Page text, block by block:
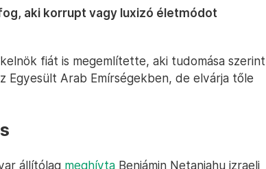
aki korrupt vagy luxizó életmódot
fiát is megemlítette, aki tudomása szerint
Arab Emírségekben, de elvárja tőle
állítólag meghívta Benjámin Netanjahu izraeli